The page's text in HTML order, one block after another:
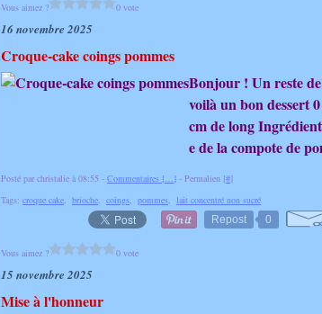
Vous aimez ? 0 vote
16 novembre 2025
Croque-cake coings pommes
Bonjour ! Un reste
voilà un bon dessert
cm de long
e de la compote de
Posté par christalie à 08:55 - Commentaires […] - Permalien [#]
Tags: croque cake, brioche, coings, pommes, lait concentré non sucré
Repost
0
Vous aimez ? 0 vote
15 novembre 2025
Mise à l'honneur